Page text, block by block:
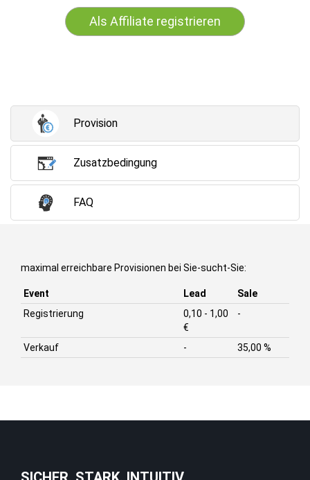
Als Affiliate registrieren
Provision
Zusatzbedingung
FAQ
maximal erreichbare Provisionen bei Sie-sucht-Sie:
Event Lead
Sale
Registrierung
0,10 - 1,00
€
-
Verkauf - 35,00 %